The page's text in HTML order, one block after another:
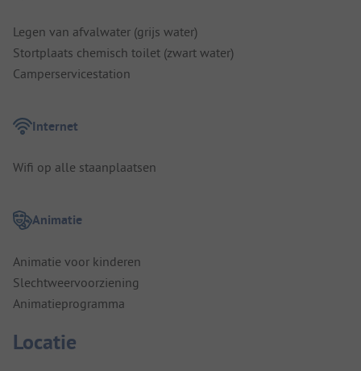
Legen van afvalwater (grijs water)
Stortplaats chemisch toilet (zwart water)
Camperservicestation
Internet
Wifi op alle staanplaatsen
Animatie
Animatie voor kinderen
Slechtweervoorziening
Animatieprogramma
Locatie